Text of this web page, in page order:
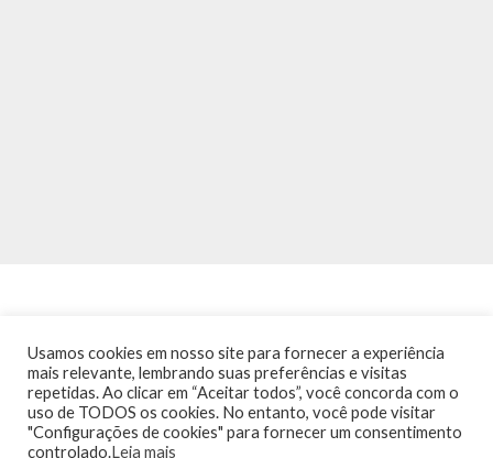
INÍCIO NOTÍCIAS AGENDA CONTATO
TRÂNSITO NA PONTE
TERMOS DE USO / POLÍTICA DE PRIVACIDADE
Usamos cookies em nosso site para fornecer a experiência
mais relevante, lembrando suas preferências e visitas
repetidas. Ao clicar em “Aceitar todos”, você concorda com o
uso de TODOS os cookies. No entanto, você pode visitar
"Configurações de cookies" para fornecer um consentimento
controlado.Leia mais